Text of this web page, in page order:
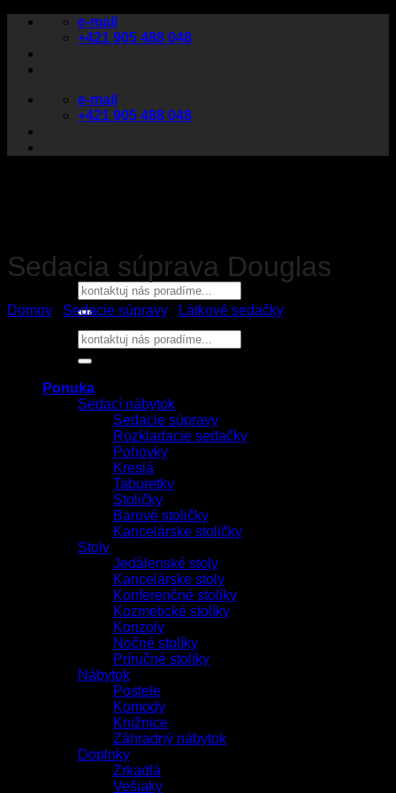
Skip
content
e-mail
+421 905 488 048
e-mail
+421 905 488 048
Hľadať:
Ponuka
Sedací nábytok
Kreslá
Taburetky
Stoličky
Barové stoličky
Kancelárske stoličky
Jedálenské stoly
Kancelárske stoly
Konferenčné stolíky
Konzoly
Nočné stolíky
Príručné stolíky
Nábytok
Postele
Komody
Knižnice
Záhradný nábytok
Doplnky
Zrkadlá
Vešiaky
Koberce
Luxusné kvetináče
Vankúše a deky
Svietidlá
Sedacia súprava Douglas
Domov Sedacie súpravy Látkové sedačky